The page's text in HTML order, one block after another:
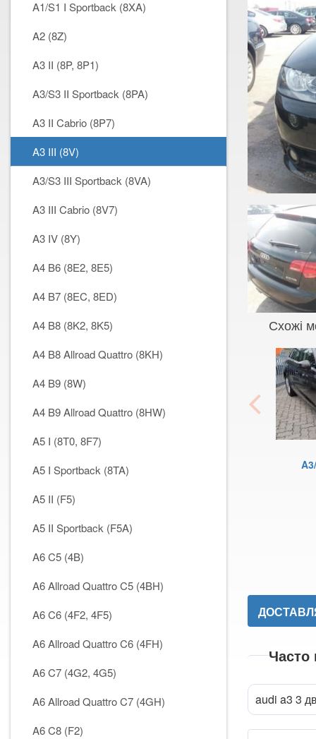
A1/S1 I Sportback (8XA)
A2 (8Z)
A3 II (8P, 8P1)
A3/S3 II Sportback (8PA)
A3 II Cabrio (8P7)
A3 III (8V)
A3/S3 III Sportback (8VA)
A3 III Cabrio (8V7)
A3 IV (8Y)
A4 B6 (8E2, 8E5)
A4 B7 (8EC, 8ED)
A4 B8 (8K2, 8K5)
A4 B8 Allroad Quattro (8KH)
A4 B9 (8W)
A4 B9 Allroad Quattro (8HW)
A5 I (8T0, 8F7)
A5 I Sportback (8TA)
A5 II (F5)
A5 II Sportback (F5A)
A6 C5 (4B)
A6 Allroad Quattro C5 (4BH)
A6 C6 (4F2, 4F5)
A6 Allroad Quattro C6 (4FH)
A6 C7 (4G2, 4G5)
A6 Allroad Quattro C7 (4GH)
A6 C8 (F2)
Схожі
audi a3 3